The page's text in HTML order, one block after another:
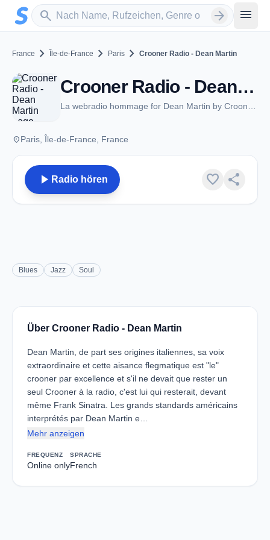
Zum Hauptinhalt springen
search
Sender suchen arrow_forward menu
France chevron_right Île-de-France chevron_right Paris chevron_right Crooner Radio - Dean Martin
Crooner Radio - Dean Martin - Paris
placeParis, Île-de-France, France
play_arrow Radio hören favorite share
Blues Jazz Soul
Über Crooner Radio - Dean Martin
Dean Martin, de part ses origines italiennes, sa voix
extraordinaire et cette aisance flegmatique est "le"
crooner par excellence et s'il ne devait que rester un
seul Crooner à la radio, c'est lui qui resterait, devant
même Frank Sinatra. Les grands standards américains
interprétés par Dean Martin e…
Mehr anzeigen
FREQUENZ
Online only
SPRACHE
French